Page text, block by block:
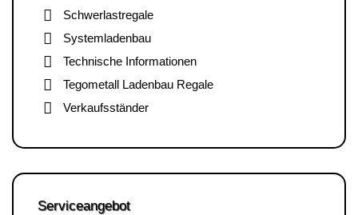
Schwerlastregale
Systemladenbau
Technische Informationen
Tegometall Ladenbau Regale
Verkaufsständer
Serviceangebot